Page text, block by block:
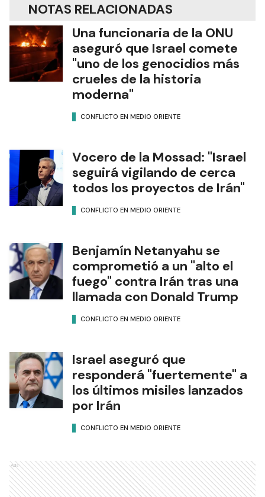
NOTAS RELACIONADAS
Una funcionaria de la ONU
aseguró que Israel comete
"uno de los genocidios más
crueles de la historia
moderna"
CONFLICTO EN MEDIO ORIENTE
Vocero de la Mossad: "Israel
seguirá vigilando de cerca
todos los proyectos de Irán"
CONFLICTO EN MEDIO ORIENTE
Benjamín Netanyahu se
comprometió a un "alto el
fuego" contra Irán tras una
llamada con Donald Trump
CONFLICTO EN MEDIO ORIENTE
Israel aseguró que
responderá "fuertemente" a
los últimos misiles lanzados
por Irán
CONFLICTO EN MEDIO ORIENTE
Ads